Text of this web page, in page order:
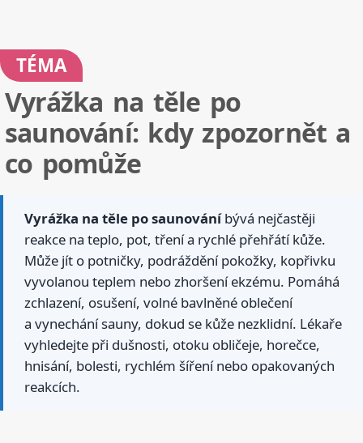
TÉMA
Vyrážka na těle po
saunování: kdy zpozornět a
co pomůže
Vyrážka na těle po saunováníbývá nejčastěji
reakce na teplo, pot, tření a rychlé přehřátí kůže.
Může jít o potničky, podráždění pokožky, kopřivku
vyvolanou teplem nebo zhoršení ekzému. Pomáhá
zchlazení, osušení, volné bavlněné oblečení
a vynechání sauny, dokud se kůže nezklidní. Lékaře
vyhledejte při dušnosti, otoku obličeje, horečce,
hnisání, bolesti, rychlém šíření nebo opakovaných
reakcích.